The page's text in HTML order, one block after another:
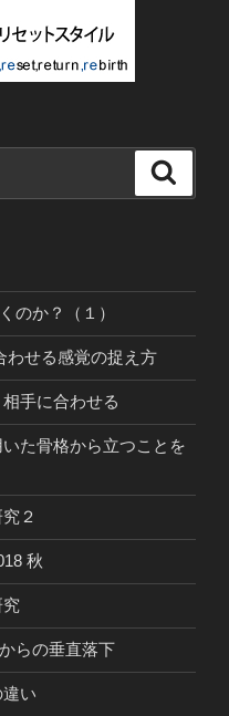
のか？（１）
わせる感覚の捉え方
手に合わせる
た骨格から立つことを
２
秋
究
らの垂直落下
い